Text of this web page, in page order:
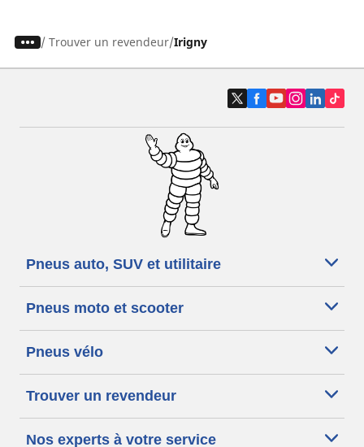
/ Trouver un revendeur Irigny
Pneus auto, SUV et utilitaire
Pneus moto et scooter
Pneus vélo
Trouver un revendeur
Nos experts à votre service